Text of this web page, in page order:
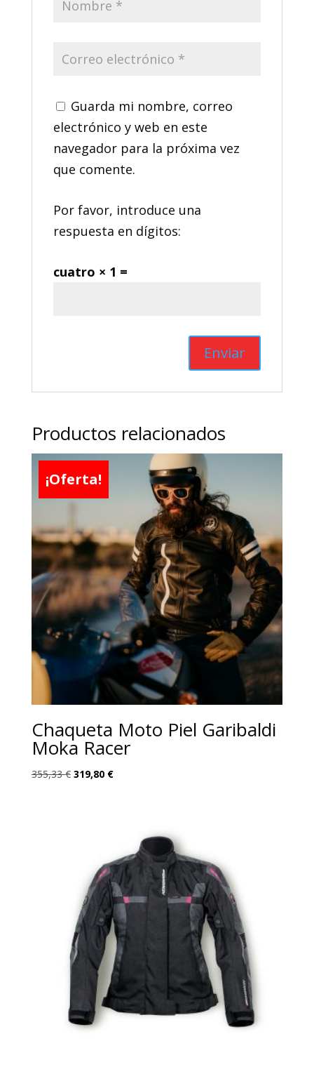
Guarda mi nombre, correo
electrónico y web en este
navegador para la próxima vez
que comente.
Por favor, introduce una
respuesta en dígitos:
cuatro × 1 =
Productos relacionados
¡Oferta!
Chaqueta Moto Piel Garibaldi
Moka Racer
355,33€ El
319,80 €El
319,80 €.